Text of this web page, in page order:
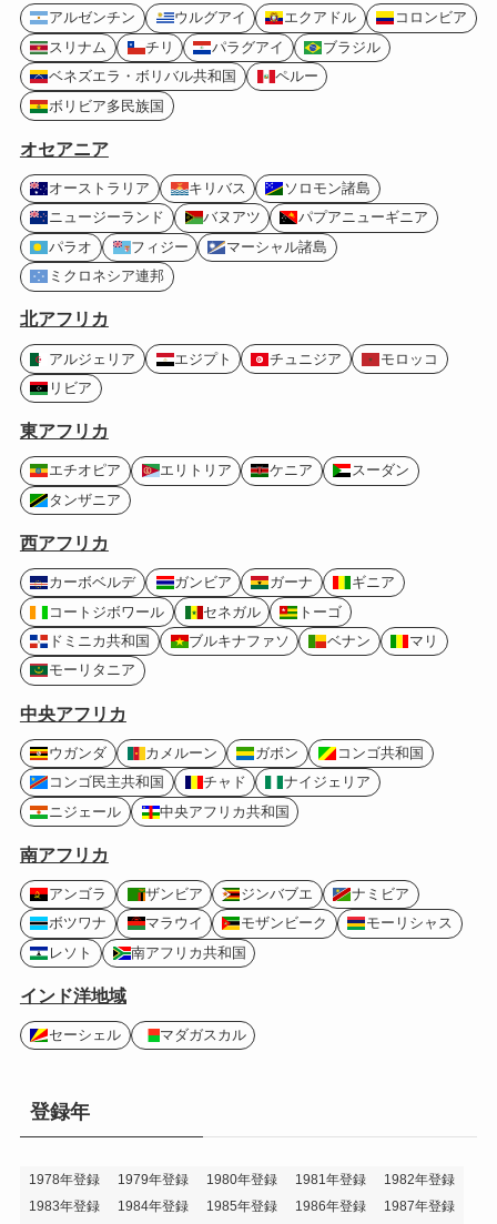
アルゼンチン ウルグアイ エクアドル
コロンビア
スリナム
チリ パラグアイ
ブラジル
ベネズエラ・ボリバル共和国
ペルー
ボリビア多民族国
オセアニア
オーストラリア キリバス
ソロモン諸島
ニュージーランド
バヌアツ
パプアニューギニア
パラオ
フィジー
マーシャル諸島
ミクロネシア連邦
北アフリカ
アルジェリア エジプト チュニジア
モロッコ
リビア
東アフリカ
エチオピア エリトリア ケニア
スーダン
タンザニア
西アフリカ
カーボベルデ ガンビア ガーナ
ギニア
コートジボワール
セネガル
トーゴ
ドミニカ共和国
ブルキナファソ ベナン
マリ
モーリタニア
中央アフリカ
ウガンダ カメルーン ガボン
コンゴ共和国
コンゴ民主共和国
チャド
ナイジェリア
ニジェール
中央アフリカ共和国
南アフリカ
アンゴラ ザンビア ジンバブエ
ナミビア
ボツワナ
マラウイ モザンビーク
モーリシャス
レソト
南アフリカ共和国
インド洋地域
セーシェル マダガスカル
登録年
1978年登録 1979年登録 1980年登録 1981年登録
1982年登録
1983年登録
1984年登録 1985年登録 1986年登録 1987年登録